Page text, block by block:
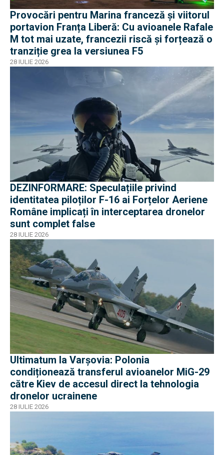
Provocări pentru Marina franceză și viitorul
portavion Franța Liberă: Cu avioanele Rafale
M tot mai uzate, francezii riscă și forțează o
tranziție grea la versiunea F5
28 IULIE 2026
DEZINFORMARE: Speculațiile privind
identitatea piloților F-16 ai Forțelor Aeriene
Române implicați în interceptarea dronelor
sunt complet false
28 IULIE 2026
Ultimatum la Varșovia: Polonia
condiționează transferul avioanelor MiG-29
către Kiev de accesul direct la tehnologia
dronelor ucrainene
28 IULIE 2026